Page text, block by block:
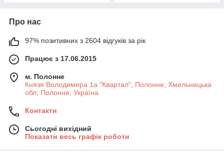
Про нас
97% позитивних з 2604 відгуків за рік
Працює з 17.06.2015
м. Полонне
Князя Володимира 1а "Квартал", Полонне, Хмельницька
обл, Полонне, Україна
Контакти
Сьогодні вихідний
Показати весь графік роботи